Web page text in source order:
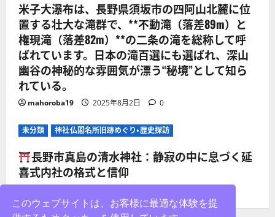
米子大瀑布は、長野県須坂市の四阿山北麓に位
置する壮大な滝群で、**不動滝（落差89m）と
権現滝（落差82m）**の二条の滝を総称して呼
ばれています。日本の滝百選にも選ばれ、深山
幽谷の神秘的な雰囲気が漂う“秘境”として知ら
れている。
mahoroba19 2025年8月2日 0
未分類 神社仏閣名所旧跡めぐり・歴史探訪
長野市真島の清水神社：静寂の中に息づく延
喜式内社の格式と信仰
このウェブサイトは、お客様に最適な体験を提